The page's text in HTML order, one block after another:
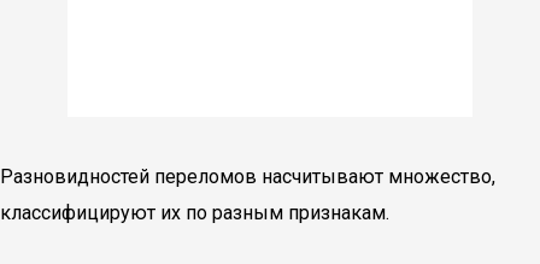
Разновидностей переломов насчитывают множество,
классифицируют их по разным признакам.